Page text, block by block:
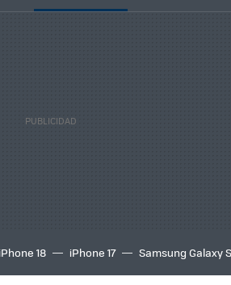
iPhone 18 iPhone 17 Samsung Galaxy